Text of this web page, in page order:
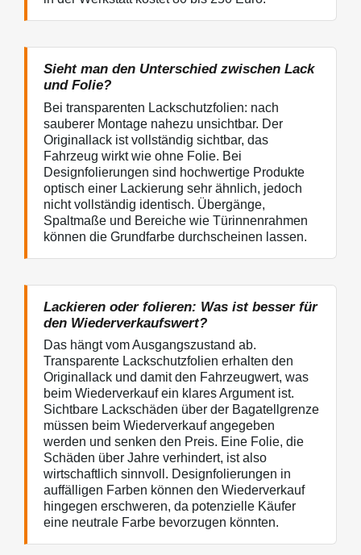
Sieht man den Unterschied zwischen Lack
und Folie?
Bei transparenten Lackschutzfolien: nach
sauberer Montage nahezu unsichtbar. Der
Originallack ist vollständig sichtbar, das
Fahrzeug wirkt wie ohne Folie. Bei
Designfolierungen sind hochwertige Produkte
optisch einer Lackierung sehr ähnlich, jedoch
nicht vollständig identisch. Übergänge,
Spaltmaße und Bereiche wie Türinnenrahmen
können die Grundfarbe durchscheinen lassen.
Lackieren oder folieren: Was ist besser für
den Wiederverkaufswert?
Das hängt vom Ausgangszustand ab.
Transparente Lackschutzfolien erhalten den
Originallack und damit den Fahrzeugwert, was
beim Wiederverkauf ein klares Argument ist.
Sichtbare Lackschäden über der Bagatellgrenze
müssen beim Wiederverkauf angegeben
werden und senken den Preis. Eine Folie, die
Schäden über Jahre verhindert, ist also
wirtschaftlich sinnvoll. Designfolierungen in
auffälligen Farben können den Wiederverkauf
hingegen erschweren, da potenzielle Käufer
eine neutrale Farbe bevorzugen könnten.